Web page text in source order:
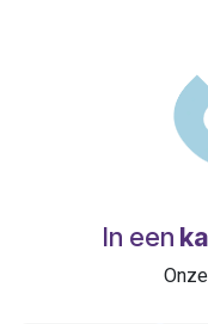
In een